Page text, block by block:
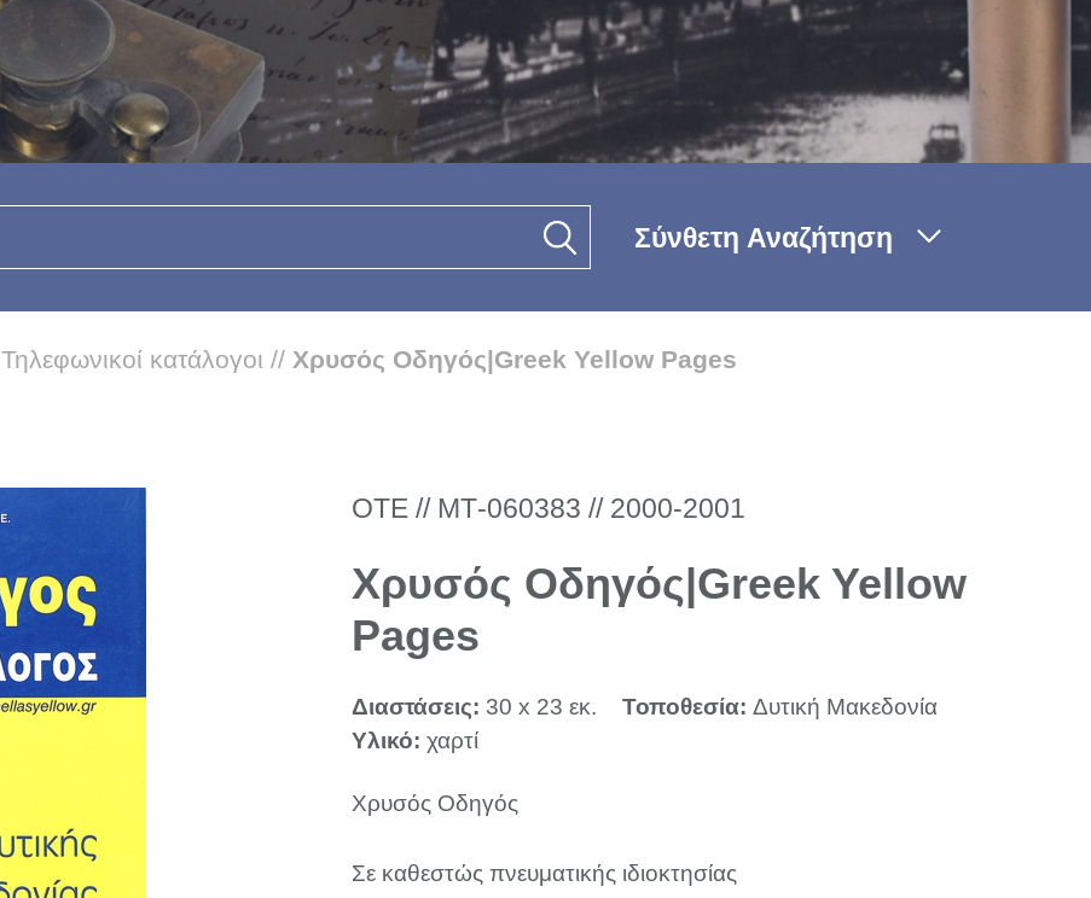
Σύνθετη Αναζήτηση
Τηλεφωνικοί κατάλογοι // Χρυσός Οδηγός|Greek Yellow Pages
ΟΤΕ // ΜΤ-060383 // 2000-2001
Χρυσός Οδηγός|Greek Yellow
Pages
Διαστάσεις: 30 x 23 εκ. Τοποθεσία: Δυτική Μακεδονία
Υλικό: χαρτί
Χρυσός Οδηγός
Σε καθεστώς πνευματικής ιδιοκτησίας